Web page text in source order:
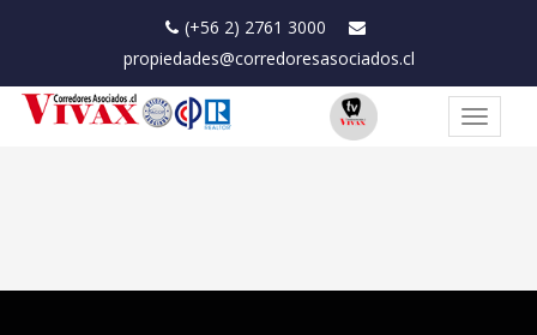
(+56 2) 2761 3000
propiedades@corredoresasociados.cl
Toggle